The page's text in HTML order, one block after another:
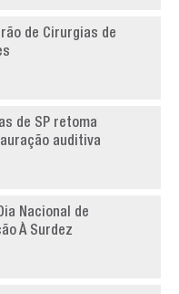
de Cirurgias de
de SP retoma
auditiva
Nacional de
À Surdez